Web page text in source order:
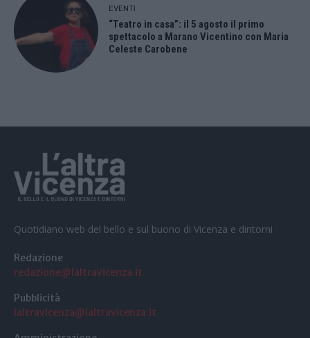
EVENTI
“Teatro in casa”: il 5 agosto il primo
spettacolo a Marano Vicentino con Maria
Celeste Carobene
Quotidiano web del bello e sul buono di Vicenza e dintorni
Redazione
redazione@laltravicenza.it
Pubblicità
laltravicenza@laltravicenza.it